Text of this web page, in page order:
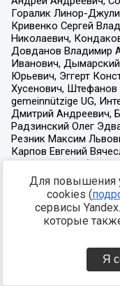
Для повышения
cookies (
сервисы
которые
Я